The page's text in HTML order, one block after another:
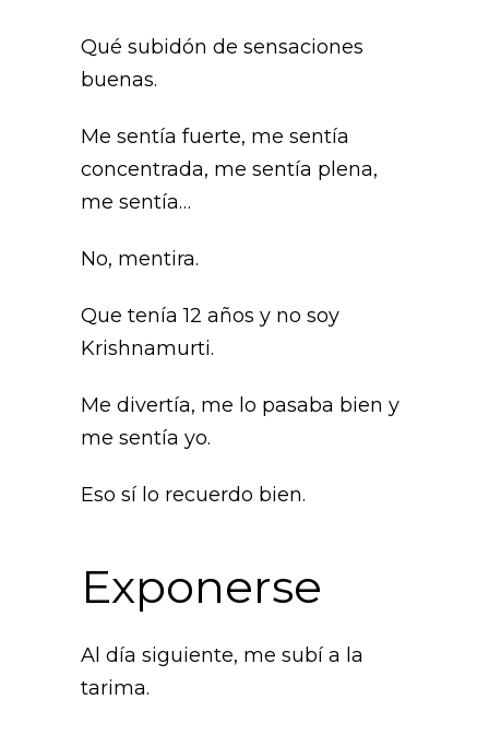
Qué subidón de sensaciones
buenas.
Me sentía fuerte, me sentía
concentrada, me sentía plena,
me sentía…
No, mentira.
Que tenía 12 años y no soy
Krishnamurti.
Me divertía, me lo pasaba bien y
me sentía yo.
Eso sí lo recuerdo bien.
Exponerse
Al día siguiente, me subí a la
tarima.